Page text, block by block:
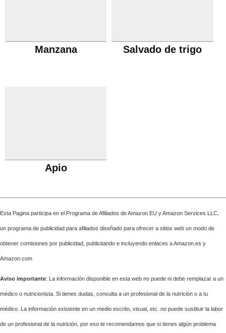
Manzana Salvado de trigo
Apio
Esta Pagina participa en el Programa de Afiliados de Amazon EU y Amazon Services LLC,
un programa de publicidad para afiliados diseñado para ofrecer a sitios web un modo de
obtener comisiones por publicidad, publicitando e incluyendo enlaces a Amazon.es y
Amazon.com
Aviso importante: La información disponible en esta web no puede ni debe remplazar a un
médico o nutricionista. Si tienes dudas, consulta a un profesional de la nutrición o a tu
médico. La información existente en un medio escrito, visual, etc. no puede sustituir la labor
de un profesional de la nutrición, por eso te recomendamos que si tienes algún problema